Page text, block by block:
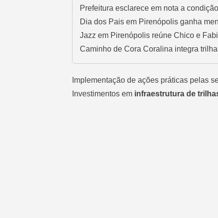
Prefeitura esclarece em nota a
Dia dos Pais em Pirenópolis ganha
Jazz em Pirenópolis reúne Chico e
Caminho de Cora Coralina integra
Implementação de ações práticas pelas
Investimentos em infraestrutura de